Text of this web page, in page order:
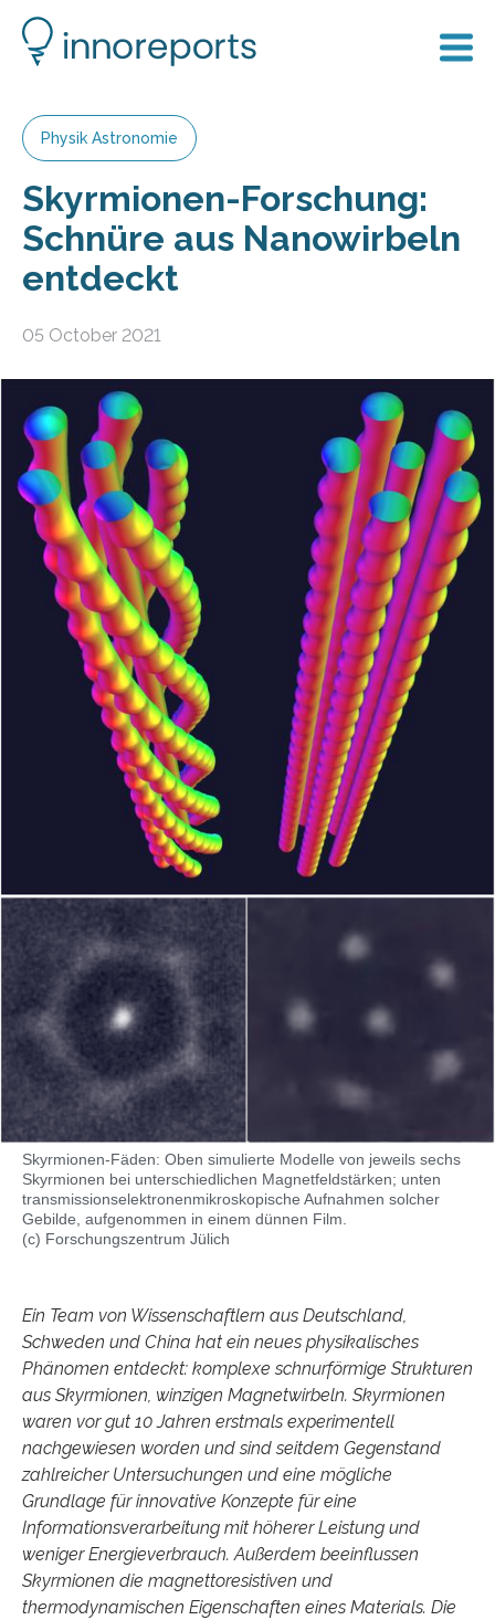
Physik Astronomie
Skyrmionen-Forschung:
Schnüre aus Nanowirbeln
entdeckt
05 October 2021
Skyrmionen-Fäden: Oben simulierte Modelle von jeweils sechs
Skyrmionen bei unterschiedlichen Magnetfeldstärken; unten
transmissionselektronenmikroskopische Aufnahmen solcher
Gebilde, aufgenommen in einem dünnen Film.
(c) Forschungszentrum Jülich
Ein Team von Wissenschaftlern aus Deutschland,
Schweden und China hat ein neues physikalisches
Phänomen entdeckt: komplexe schnurförmige Strukturen
aus Skyrmionen, winzigen Magnetwirbeln. Skyrmionen
waren vor gut 10 Jahren erstmals experimentell
nachgewiesen worden und sind seitdem Gegenstand
zahlreicher Untersuchungen und eine mögliche
Grundlage für innovative Konzepte für eine
Informationsverarbeitung mit höherer Leistung und
weniger Energieverbrauch. Außerdem beeinflussen
Skyrmionen die magnettoresistiven und
thermodynamischen Eigenschaften eines Materials. Die